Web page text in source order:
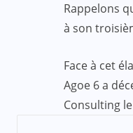
Rappelons
à son
Face à cet
Agoe 6 a
Consulting